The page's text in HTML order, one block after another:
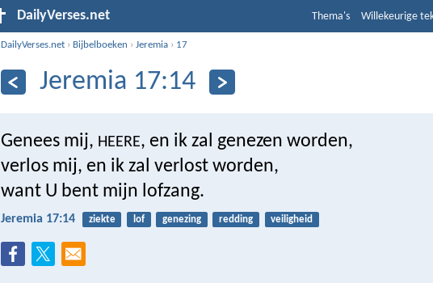
DailyVerses.net Thema's Willekeurige
DailyVerses.net › Bijbelboeken ›Jeremia › 17
Jeremia 17:14
Genees mij, HEERE, en ik zal genezen worden,
verlos mij, en ik zal verlost worden,
want U bent mijn lofzang.
Jeremia 17:14 ziekte lof genezing redding veiligheid